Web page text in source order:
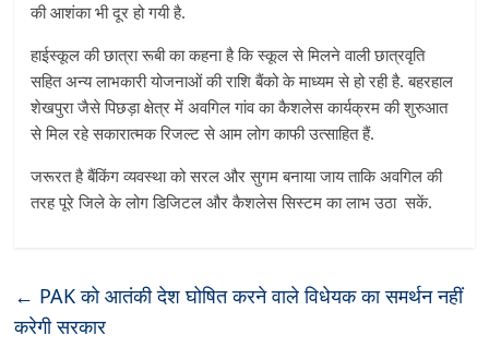
की आशंका भी दूर हो गयी है.
हाईस्कूल की छात्रा रूबी का कहना है कि स्कूल से मिलने वाली छात्रवृति
सहित अन्य लाभकारी योजनाओं की राशि बैंको के माध्यम से हो रही है. बहरहाल
शेखपुरा जैसे पिछड़ा क्षेत्र में अवगिल गांव का कैशलेस कार्यक्रम की शुरुआत
से मिल रहे सकारात्मक रिजल्ट से आम लोग काफी उत्साहित हैं.
जरूरत है बैंकिंग व्यवस्था को सरल और सुगम बनाया जाय ताकि अवगिल की
तरह पूरे जिले के लोग डिजिटल और कैशलेस सिस्टम का लाभ उठा सकें.
← PAK को आतंकी देश घोषित करने वाले विधेयक का समर्थन नहीं
करेगी सरकार